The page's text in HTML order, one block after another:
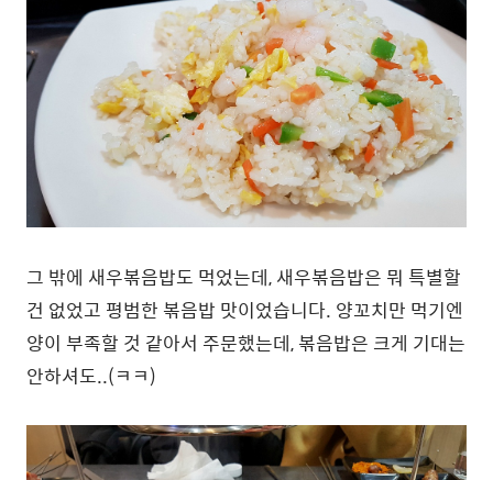
그 밖에 새우볶음밥도 먹었는데, 새우볶음밥은 뭐 특별할
건 없었고 평범한 볶음밥 맛이었습니다. 양꼬치만 먹기엔
양이 부족할 것 같아서 주문했는데, 볶음밥은 크게 기대는
안하셔도..(ㅋㅋ)